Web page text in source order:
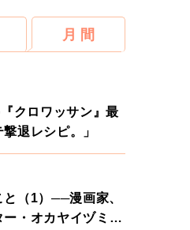
月 間
クロワッサン』最
退レシピ。」
（1）──漫画家、
ー・オカヤイヅミさ